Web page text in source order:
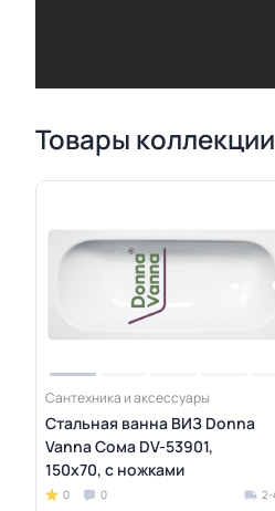
Товары
Сантехника и аксессуары
Стальная ванна ВИЗ Donna
Vanna Сома DV-53901,
150х70, с ножками
0 0 2-